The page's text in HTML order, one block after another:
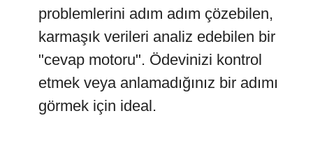
problemlerini adım adım çözebilen,
karmaşık verileri analiz edebilen bir
"cevap motoru". Ödevinizi kontrol
etmek veya anlamadığınız bir adımı
görmek için ideal.